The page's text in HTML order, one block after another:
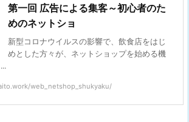
第一回 広告による集客～初心者のた
めのネットショ
新型コロナウイルスの影響で、飲食店をはじ
めとした方々が、ネットショップを始める機
web_netshop_shukyaku/